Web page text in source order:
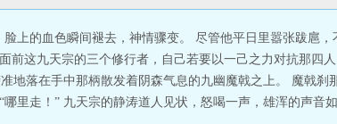
上的血色瞬间褪去，神情骤变。 尽管他平日里嚣张跋扈
这九天宗的三个修行者，自己若要以一己之力对抗那四人
地落在手中那柄散发着阴森气息的九幽魔戟之上。 魔戟刹
里走！” 九天宗的静涛道人见状，怒喝一声，雄浑的声音